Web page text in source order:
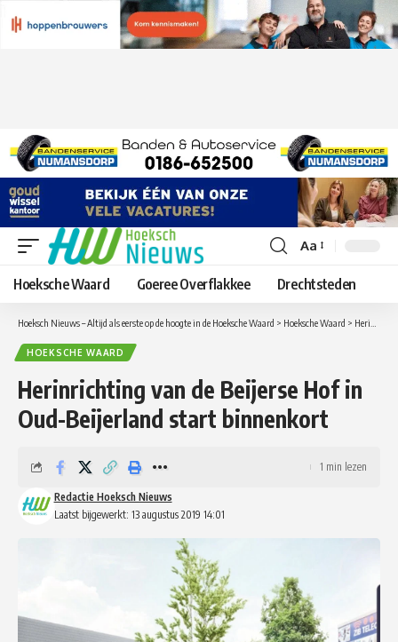
Lettergrootte
aanpassen
Aa
Hoeksche Waard Goeree Overflakkee Drechtsteden
Hoeksch Nieuws – Altijd als eerste op de hoogte in de Hoeksche Waard > Hoeksche Waard > Herinrichting van de Beijerse Hof in Oud-Beijerland start binnenkort
HOEKSCHE WAARD
Herinrichting van de Beijerse Hof in
Oud-Beijerland start binnenkort
Laatst bijgewerkt: 13 augustus 2019 14:01
Redactie Hoeksch Nieuws
1 min lezen